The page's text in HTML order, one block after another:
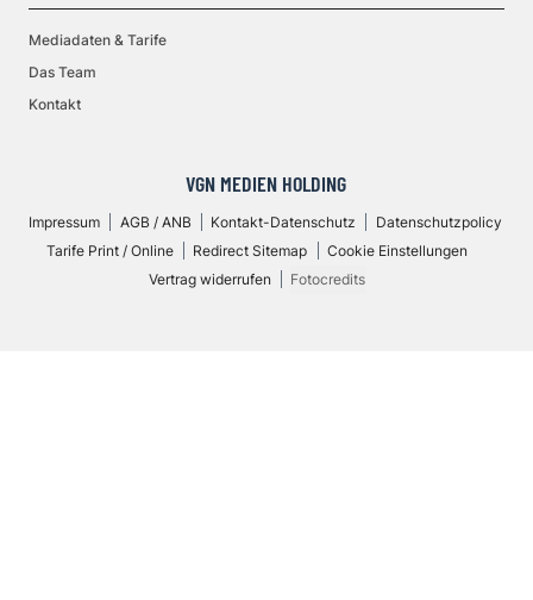
Mediadaten & Tarife
Das Team
Kontakt
VGN MEDIEN HOLDING
Impressum AGB / ANB Kontakt-Datenschutz
Datenschutzpolicy
Tarife Print / Online
Redirect Sitemap
Cookie Einstellungen
Vertrag widerrufen
Fotocredits